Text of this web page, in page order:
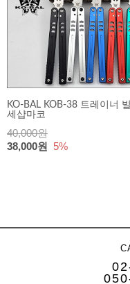
KO-BAL KOB-38 트레이너
세샵마코
40,000원
38,000원
5%